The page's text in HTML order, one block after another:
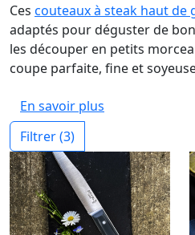
Ces couteaux à steak haut de
adaptés pour déguster de
les découper en petits
coupe parfaite, fine et
En savoir plus
Filtrer(3)